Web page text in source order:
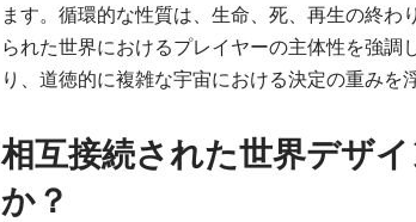
ます。循環的な性質は、生命、死、再生の終
られた世界におけるプレイヤーの主体性を強
り、道徳的に複雑な宇宙における決定の重みを
相互接続された世界デザ
か？